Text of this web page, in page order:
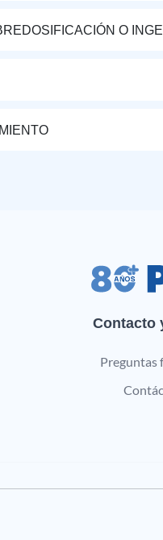
O
Contacto
Preguntas